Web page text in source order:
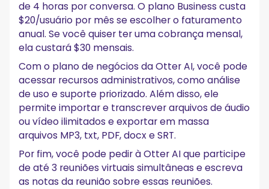
de 4 horas por conversa. O plano Business custa
$20/usuário por mês se escolher o faturamento
anual. Se você quiser ter uma cobrança mensal,
ela custará $30 mensais.
Com o plano de negócios da Otter AI, você pode
acessar recursos administrativos, como análise
de uso e suporte priorizado. Além disso, ele
permite importar e transcrever arquivos de áudio
ou vídeo ilimitados e exportar em massa
arquivos MP3, txt, PDF, docx e SRT.
Por fim, você pode pedir à Otter AI que participe
de até 3 reuniões virtuais simultâneas e escreva
as notas da reunião sobre essas reuniões.